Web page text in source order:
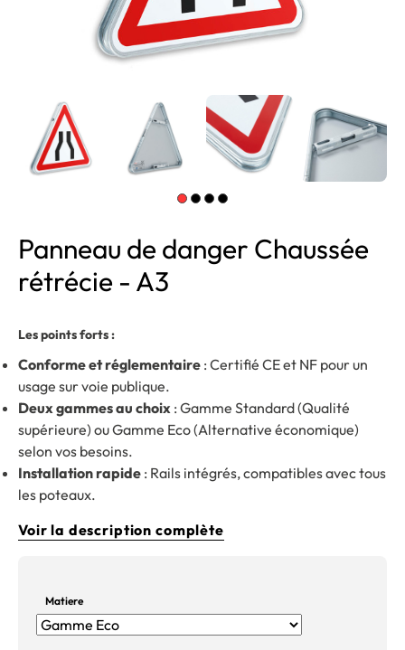
Panneau de danger Chaussée
rétrécie - A3
Les points forts :
Conforme et réglementaire : Certifié CE et NF pour un
usage sur voie publique.
Deux gammes au choix : Gamme Standard (Qualité
supérieure) ou Gamme Eco (Alternative économique)
selon vos besoins.
Installation rapide : Rails intégrés, compatibles avec tous
les poteaux.
Voir la description complète
Matiere